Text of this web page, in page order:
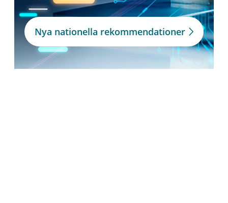
Nya nationella rekommendationer